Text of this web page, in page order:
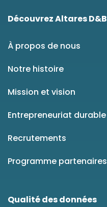
Découvrez Altares D&B
À propos de nous
Notre histoire
Mission et vision
Entrepreneuriat durable
Recrutements
Programme partenaires
Qualité des données